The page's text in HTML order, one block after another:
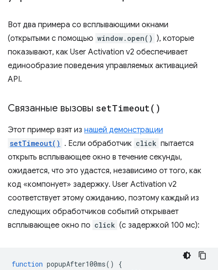
Вот два примера со всплывающими окнами
(открытыми с помощью window.open() ), которые
показывают, как User Activation v2 обеспечивает
единообразие поведения управляемых активацией
API.
Связанные вызовы setTimeout( )
Этот пример взят из нашей демонстрации
setTimeout() . Если обработчик click пытается
открыть всплывающее окно в течение секунды,
ожидается, что это удастся, независимо от того, как
код «компонует» задержку. User Activation v2
соответствует этому ожиданию, поэтому каждый из
следующих обработчиков событий открывает
всплывающее окно по click (с задержкой 100 мс):
function popupAfter100ms()
{